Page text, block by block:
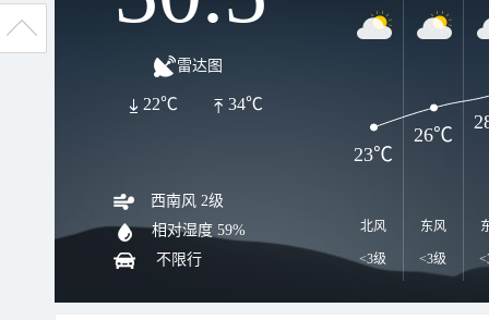
雷达图
34℃
22℃
西南风 2级
相对湿度 59%
不限行
北风
<3级
东风
<3级
23℃
26℃